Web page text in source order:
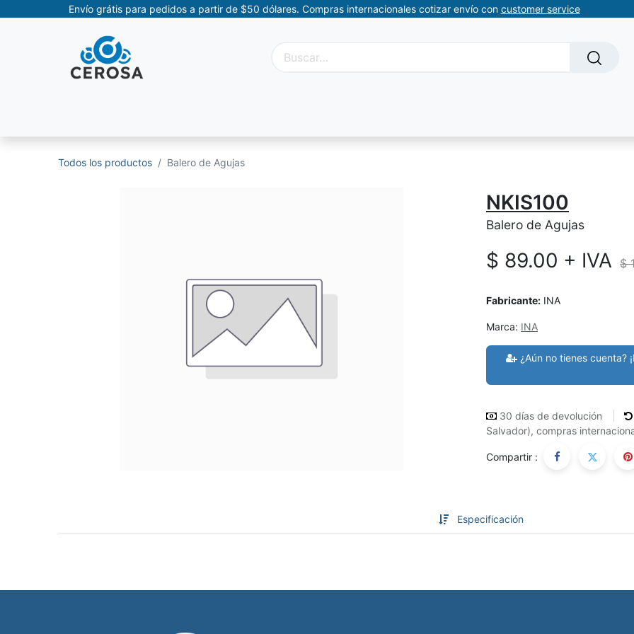
Envío grátis para pedidos a partir de $50 dólares. Compras internacionales cotizar envío con customer service
Todos los productos Balero de Agujas
NKIS100
Balero de Agujas
$ 89.00 + IVA $
Fabricante: INA
Marca: INA
¿Aún no tienes cuenta?
30 días de devolución
Salvador), compras
Compartir :
Especificación